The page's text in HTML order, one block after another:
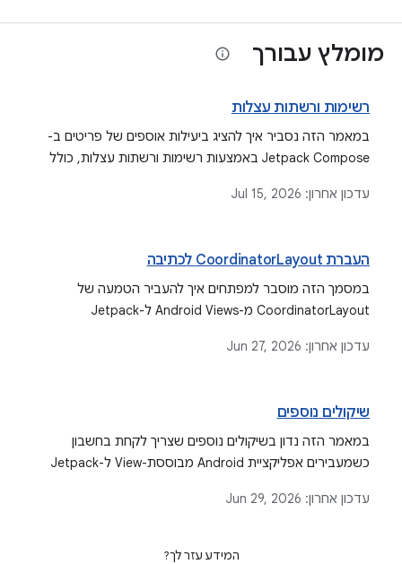
מומלץ עבורך
רשימות ורשתות עצלות
במאמר הזה נסביר איך להציג ביעילות אוספים של פריטים ב-
Jetpack Compose באמצעות רשימות ורשתות עצלות, כולל
מיקום הגלילה ושילוב של ספריית Paging.
עדכון אחרון: Jul 15, 2026
העברת CoordinatorLayout לכתיבה
במסמך הזה מוסבר למפתחים איך להעביר הטמעה של
CoordinatorLayout מ-Android Views ל-Jetpack
בדפוסי ממשק משתמש נפוצים כמו סרגלי כלים מתקפלים,
עדכון אחרון: Jun 27, 2026
שיקולים נוספים
במאמר הזה נדון בשיקולים נוספים שצריך לקחת בחשבון
כשמעבירים אפליקציית Android מבוססת-View ל-Jetpack
משתמש משותף וניהול מצב.
עדכון אחרון: Jun 29, 2026
המידע עזר לך?